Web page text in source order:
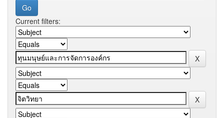
Current filters: